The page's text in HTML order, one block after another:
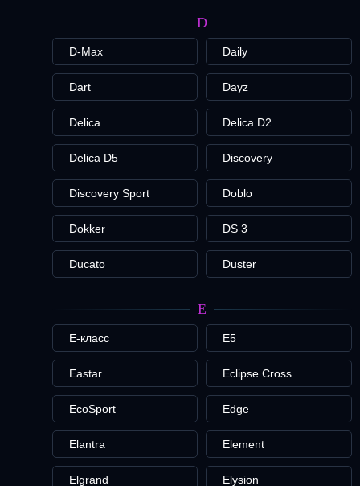
D
D-Max Daily
Dart Dayz
Delica Delica D2
Delica D5 Discovery
Discovery Sport Doblo
Dokker DS 3
Ducato Duster
E
E-класс E5
Eastar Eclipse Cross
EcoSport Edge
Elantra Element
Elgrand Elysion